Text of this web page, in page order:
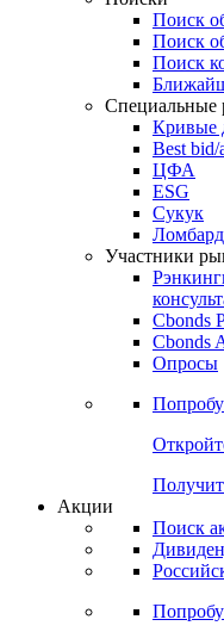
Поиск
Поиск
Поиск
Специальные
Кривые
Best bid/
ЦФА
ESG
Сукук
Участники
Cbonds
Cbonds
Опросы
Акции
Поиск